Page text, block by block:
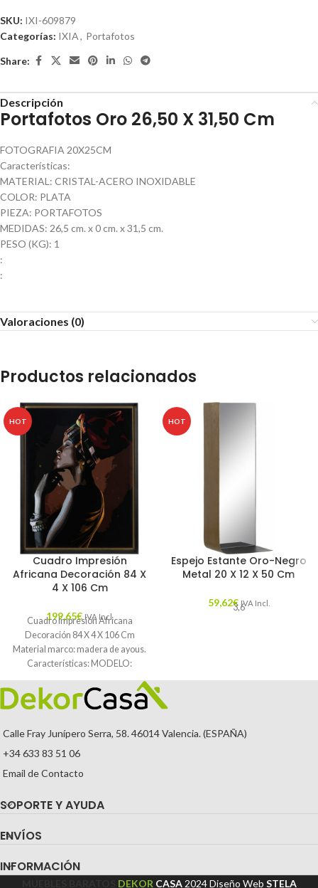
SKU: IXI-609879
Categorías: IXIA, Portafotos
Share:
Descripción
Portafotos Oro 26,50 X 31,50 Cm
FOTOGRAFIA 20X25CM
Características:
MATERIAL: CRISTAL-ACERO INOXIDABLE
COLOR: PLATA
PIEZA: PORTAFOTOS
MEDIDAS: 26,5 cm. x 0 cm. x 31,5 cm.
PESO (KG): 1
:
:
Valoraciones (0)
Productos relacionados
HOT
Cuadro Impresión
Africana Decoración 84 X
4 X 106 Cm
199,65€ IVA Incl.
Cuadro Impresión Africana
Decoración 84 X 4 X 106 Cm
Material marco: madera de ayous.
Características: MODELO:
AFRICANA TEMPORADA:
CATÁLOGO
HOT
Espejo Estante Oro-Negro
Metal 20 X 12 X 50 Cm
59,62€ IVA Incl.
3,6
Calle Fray Junípero Serra, 58. 46014 Valencia. (ESPAÑA)
+34 633 83 51 06
Email de Contacto
SOPORTE Y AYUDA
ENVÍOS
INFORMACIÓN
DEKOR CASA 2024Diseño Web STELA